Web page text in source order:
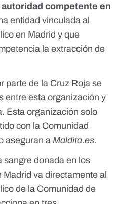
autoridad competente en
entidad vinculada al
en Madrid y que
la extracción de
parte de la Cruz Roja se
entre esta organización y
Esta organización solo
con la Comunidad
aseguran a Maldita.es.
sangre donada en los
va directamente al
de la Comunidad de